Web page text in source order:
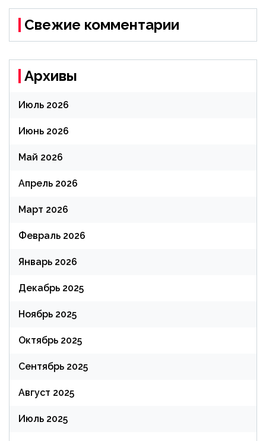
Свежие комментарии
Архивы
Июль 2026
Июнь 2026
Май 2026
Апрель 2026
Март 2026
Февраль 2026
Январь 2026
Декабрь 2025
Ноябрь 2025
Октябрь 2025
Сентябрь 2025
Август 2025
Июль 2025